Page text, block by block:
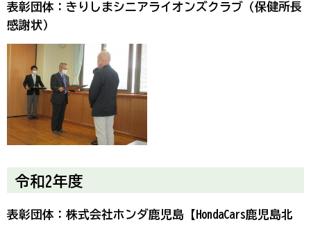
表彰団体：きりしまシニアライオンズクラブ（保健所長
感謝状）
令和2年度
表彰団体：株式会社ホンダ鹿児島【HondaCars鹿児島北